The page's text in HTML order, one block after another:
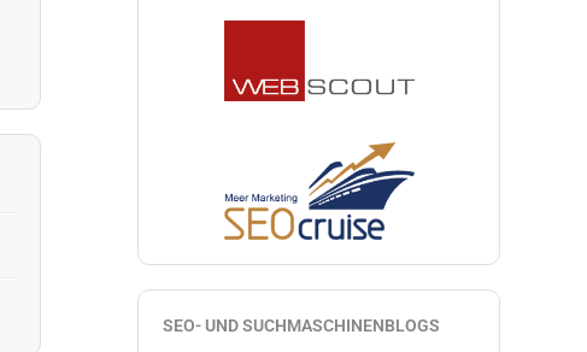
SEO- UND SUCHMASCHINENBLOGS